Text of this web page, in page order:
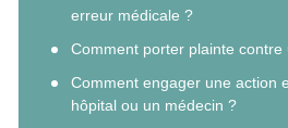
erreur médicale ?
Comment porter plainte contre
Comment engager une action
hôpital ou un médecin ?